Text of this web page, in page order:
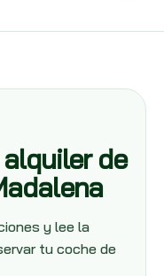
de
y lee la
tu coche de